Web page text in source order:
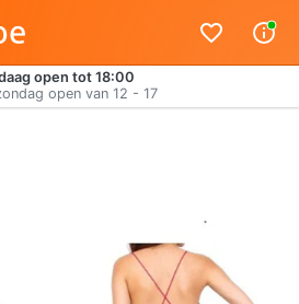
open tot 18:00
open van 12 - 17